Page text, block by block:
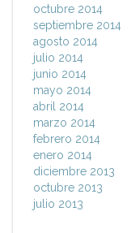
octubre 2014
septiembre 2014
agosto 2014
julio 2014
junio 2014
mayo 2014
abril 2014
marzo 2014
febrero 2014
enero 2014
diciembre 2013
octubre 2013
julio 2013